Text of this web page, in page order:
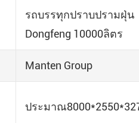
รถบรรทุกปราบปรามฝุ่น
Dongfeng 10000ลิตร
Manten Group
ประมาณ